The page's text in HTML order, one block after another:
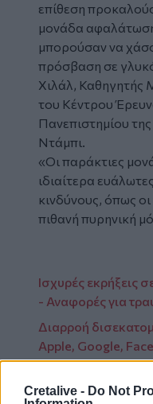
Cretalive - Do Not
επίθεση
μονάδα
μπορούσαν να
πρόσβαση σε
Χιλάλ, Καθηγητής
του Κέντρου
Πανεπιστημίου
Ντάμπι.
«Οι παράκτιες
ιδιαίτερα
κινδύνους, όπως
πιθανή πυρηνική
Ισχυρές εκρήξεις
- Αναφορές για
Διαρροή
Apple, Google,
προστατευτείτε
Νέο κύμα ιρανικών